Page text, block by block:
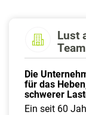
Lust
Die
für das
schwerer
Ein seit 60